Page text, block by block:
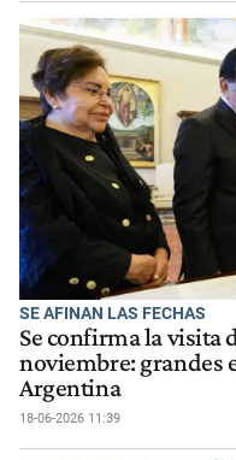
SE AFINAN LAS FECHAS
Se confirma la visita
noviembre: grandes
Argentina
18-06-2026 11:39